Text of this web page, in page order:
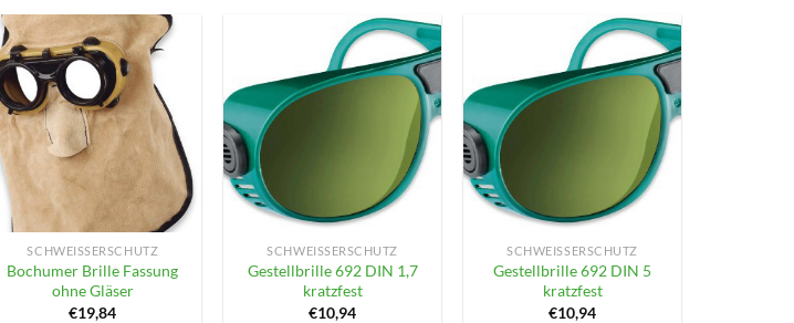
SCHWEISSERSCHUTZ
Bochumer Brille Fassung
ohne Gläser
€19,84
+
SCHWEISSERSCHUTZ
Gestellbrille 692 DIN 1,7
kratzfest
€10,94
+
SCHWEISSERSCHUTZ
Gestellbrille 692 DIN 5
kratzfest
€10,94